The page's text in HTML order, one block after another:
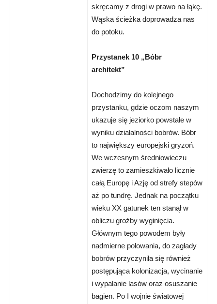
skręcamy z drogi w prawo na łąkę.
Wąska ścieżka doprowadza nas
do potoku.
Przystanek 10 „Bóbr
architekt”
Dochodzimy do kolejnego
przystanku, gdzie oczom naszym
ukazuje się jeziorko powstałe w
wyniku działalności bobrów. Bóbr
to największy europejski gryzoń.
We wczesnym średniowieczu
zwierzę to zamieszkiwało licznie
całą Europę i Azję od strefy stepów
aż po tundrę. Jednak na początku
wieku XX gatunek ten stanął w
obliczu groźby wyginięcia.
Głównym tego powodem były
nadmierne polowania, do zagłady
bobrów przyczyniła się również
postępująca kolonizacja, wycinanie
i wypalanie lasów oraz osuszanie
bagien. Po I wojnie światowej